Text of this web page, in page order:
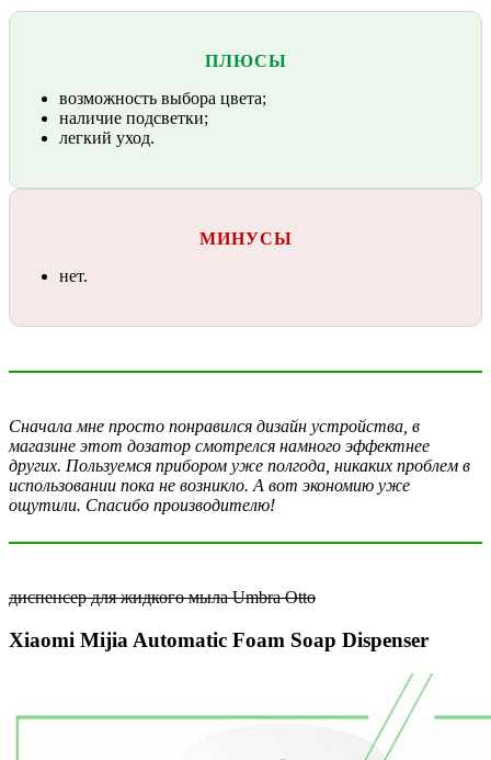
ПЛЮСЫ
возможность выбора цвета;
наличие подсветки;
легкий уход.
МИНУСЫ
нет.
Сначала мне просто понравился дизайн устройства, в
магазине этот дозатор смотрелся намного эффектнее
других. Пользуемся прибором уже полгода, никаких проблем в
использовании пока не возникло. А вот экономию уже
ощутили. Спасибо производителю!
диспенсер для жидкого мыла Umbra Otto
Xiaomi Mijia Automatic Foam Soap Dispenser